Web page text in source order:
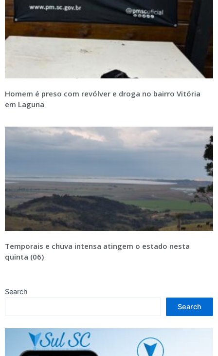
Homem é preso com revólver e droga no bairro Vitória
em Laguna
Temporais e chuva intensa atingem o estado nesta
quinta (06)
Search
Search